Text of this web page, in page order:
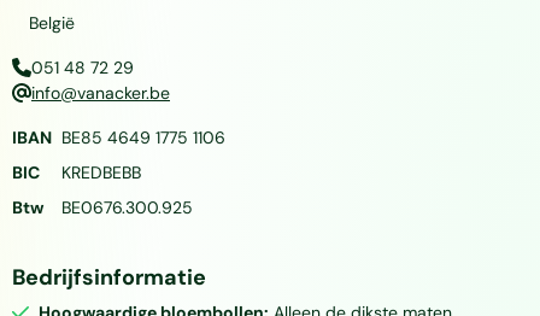
België
051 48 72 29
info@vanacker.be
IBAN BE85 4649 1775 1106
BIC
KREDBEBB
Btw
BE0676.300.925
Bedrijfsinformatie